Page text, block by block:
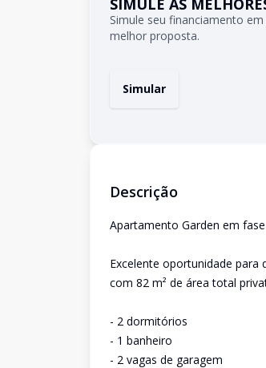
SIMULE AS
Simule seu financiamento
melhor proposta.
Simular
Descrição
Apartamento Garden em
Excelente oportunidade
com 82 m² de área total
- 2 dormitórios
- 1 banheiro
- 2 vagas de garagem